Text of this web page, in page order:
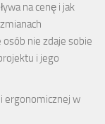
na cenę i jak
nie zdaje sobie
i jego
ergonomicznej w